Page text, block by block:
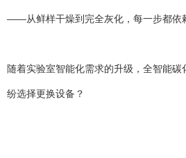
——从鲜样干燥到完全灰化，每一步都依
随着实验室智能化需求的升级，全智能
纷选择更换设备？